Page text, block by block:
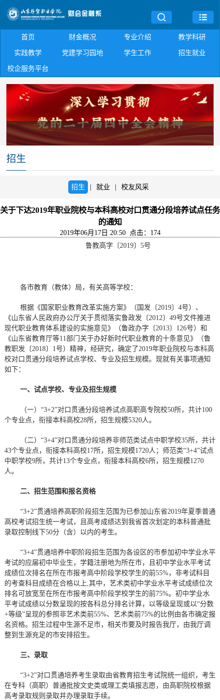
首页 财金概况 专业介绍 教学科研
实践教学 党建学习园地 学生工作 招生就业
校企服务平台
招生
招生 | 就业 | 校友风采
关于下达2019年职业院校与本科高校对口贯通分段培养试点任务
的通知
2019年06月17日 20:50 点击： 174
鲁教高字〔2019〕5号
各市教育（教体）局，有关高等学校：
根据《国家职业教育改革实施方案》（国发〔2019〕4号）、
《山东省人民政府办公厅关于贯彻落实鲁政发〔2012〕49号文件推进
现代职业教育体系建设的实施意见》（鲁政办字〔2013〕126号）和
《山东省教育厅等11部门关于办好新时代职业教育的十条意见》（鲁
教职发〔2018〕1号）精神，经研究，确定了2019年职业院校与本科高
校对口贯通分段培养试点学校、专业及招生规模。现就有关事项通知
如下：
一、试点学校、专业及招生规模
（一）“3+2”对口贯通分段培养试点高职高专院校50所，共计100
个专业点，衔接本科高校28所，招生规模5320人。
（二）“3+4”对口贯通分段培养非师范类试点中职学校35所，共计
43个专业点，衔接本科高校17所，招生规模1720人；师范类“3+4”试点
中职学校9所，共计13个专业点，衔接本科高校6所，招生规模1270
人。
二、招生范围和报名资格
“3+2”贯通培养高职阶段招生范围为已参加山东省2019年夏季普通
高校考试招生统一考试，且高考成绩达到我省首次划定的本科普通批
录取控制线下50分（含）以内的考生。
“3+4”贯通培养中职阶段招生范围为各设区的市参加初中学业水平
考试的应届初中毕业生，学籍注册地为所在市，且初中学业水平考试
成绩位次排名在所在市报考高中阶段学校学生的前55%，非考试科目
的考查科目成绩在合格以上,其中，艺术类初中学业水平考试成绩位次
排名可放宽至在所在市报考高中阶段学校学生的前75%。初中学业水
平考试成绩以分数呈现的按各科总分排名计算，以等级呈现或以“分数
+等级”呈现的参照非艺术类前55%、艺术类前75%的比例由各市确定报
名资格。招生过程中生源不足市，相关市要及时报告我厅，由我厅调
整到生源充足的市安排招生。
三、录取
“3+2”对口贯通培养考生录取由省教育招生考试院统一组织，考生
在专科（高职）普通批按文史类或理工类填报志愿，由高职院校根据
高考录取规则录取并办理录取手续。